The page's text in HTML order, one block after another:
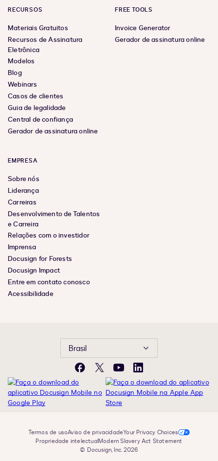
RECURSOS
Materiais Gratuitos
Recursos de Assinatura
Eletrônica
Modelos
Blog
Webinars
Casos de clientes
Guia de legalidade
Central de confiança
Gerador de assinatura online
FREE TOOLS
Invoice Generator
Gerador de assinatura online
EMPRESA
Sobre nós
Liderança
Carreiras
Desenvolvimento de Talentos
e Carreira
Relações com o investidor
Imprensa
Docusign for Forests
Docusign Impact
Entre em contato conosco
Acessibilidade
Brasil
Facebook
X YouTubeLinkedIn
Termos de usoAviso de privacidadeYour Privacy Choices
Propriedade intelectualModern Slavery Act Statement
© Docusign, Inc. 2026